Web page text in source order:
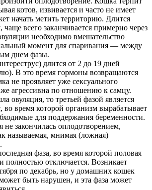
котов, извивается и часто не имеет
начать метить территорию. Длится
чаще всего заканчивается примерно через
необходимо вмешательство
момент для спаривания — между
днем фазы.
длится от 2 до 19 дней
В это время гормоны возвращаются
не проявляет уже сексуального
агрессивна по отношению к самцу.
овуляция, то третьей фазой является
во время которой организм вырабатывает
для поддержания беременности.
не закончилась оплодотворением,
называемая, мнимая (ложная)
фаза, во время которой половая
полностью отключается. Возникает
по декабрь, но у домашних кошек
быть нарушен, и эта фаза может